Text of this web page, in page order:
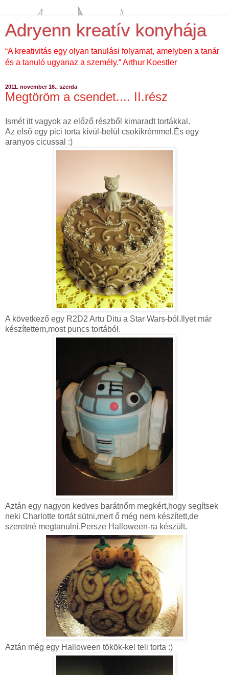
Adryenn kreatív konyhája
“A kreativitás egy olyan tanulási folyamat, amelyben a tanár
és a tanuló ugyanaz a személy.“ Arthur Koestler
2011. november 16., szerda
Megtöröm a csendet.... II.rész
Ismét itt vagyok az előző részből kimaradt tortákkal.
Az első egy pici torta kívül-belül csokikrémmel.És egy
aranyos cicussal :)
A következő egy R2D2 Artu Ditu a Star Wars-ból.Ilyet már
készítettem,most puncs tortából.
Aztán egy nagyon kedves barátnőm megkért,hogy segítsek
neki Charlotte tortát sütni,mert ő még nem készített,de
szeretné megtanulni.Persze Halloween-ra készült.
Aztán még egy Halloween tökök-kel teli torta :)